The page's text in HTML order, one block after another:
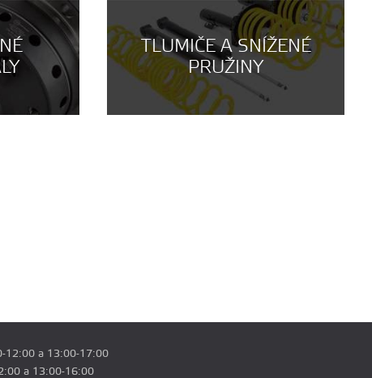
TLUMIČE A SNÍŽENÉ
PRUŽINY
12:00 a 13:00-17:00
a 13:00-16:00